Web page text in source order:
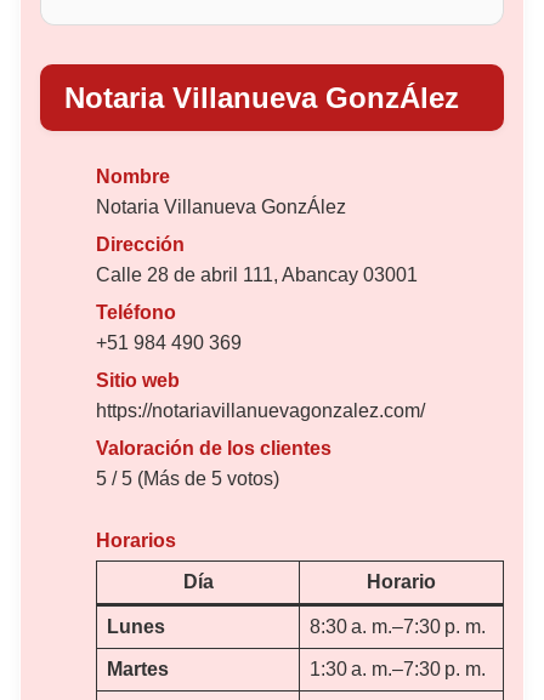
Notaria Villanueva GonzÁlez
Nombre
Notaria Villanueva GonzÁlez
Dirección
Calle 28 de abril 111, Abancay 03001
Teléfono
+51 984 490 369
Sitio web
https://notariavillanuevagonzalez.com/
Valoración de los clientes
5 / 5 (Más de 5 votos)
Horarios
Día
Horario
Lunes 8:30 a. m.–7:30 p. m.
Martes 1:30 a. m.–7:30 p. m.